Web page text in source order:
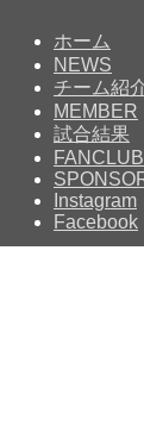
ホーム
NEWS
チーム紹
MEMBER
試合結果
FANCLUB
Instagram
Facebook